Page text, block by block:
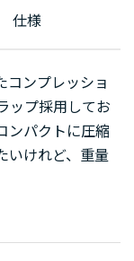
仕様
コンプレッショ
ップ採用してお
ンパクトに圧縮
いけれど、重量